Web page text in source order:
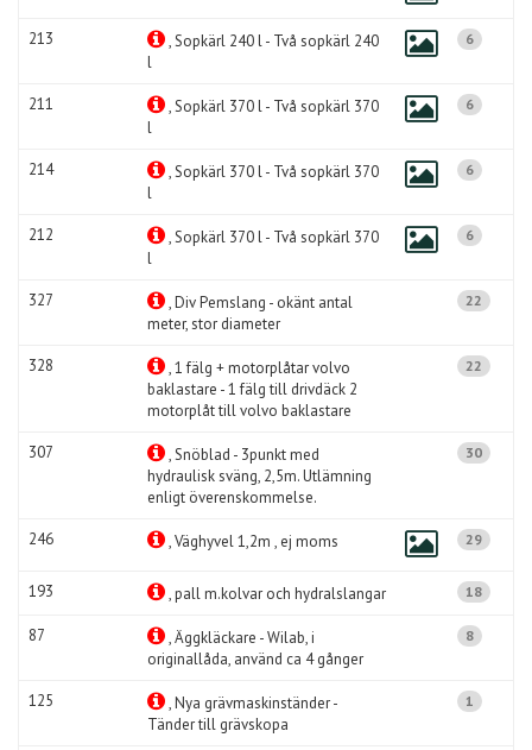
213
, Sopkärl 240 l - Två sopkärl 240
l
6
211
, Sopkärl 370 l - Två sopkärl 370
l
6
214
, Sopkärl 370 l - Två sopkärl 370
l
6
212
, Sopkärl 370 l - Två sopkärl 370
l
6
327
, Div Pemslang - okänt antal
meter, stor diameter
22
328
, 1 fälg + motorplåtar volvo
baklastare - 1 fälg till drivdäck 2
motorplåt till volvo baklastare
22
307
, Snöblad - 3punkt med
hydraulisk sväng, 2,5m. Utlämning
enligt överenskommelse.
30
246 , Väghyvel 1,2m , ej moms 29
193 , pall m.kolvar och hydralslangar 18
87
, Äggkläckare - Wilab, i
originallåda, använd ca 4 gånger
8
125
, Nya grävmaskinständer -
Tänder till grävskopa
1